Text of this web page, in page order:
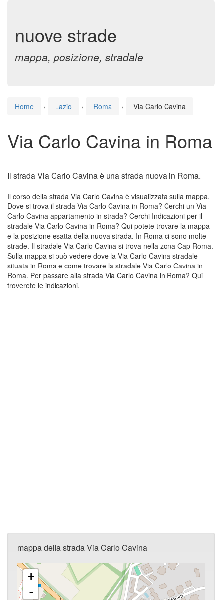
nuove strade
mappa, posizione, stradale
Home › Lazio › Roma › Via Carlo Cavina
Via Carlo Cavina in Roma
Il strada Via Carlo Cavina è una strada nuova in Roma.
Il corso della strada Via Carlo Cavina è visualizzata sulla mappa.
Dove si trova il strada Via Carlo Cavina in Roma? Cerchi un Via
Carlo Cavina appartamento in strada? Cerchi Indicazioni per il
stradale Via Carlo Cavina in Roma? Qui potete trovare la mappa
e la posizione esatta della nuova strada. In Roma ci sono molte
strade. Il stradale Via Carlo Cavina si trova nella zona Cap Roma.
Sulla mappa si può vedere dove la Via Carlo Cavina stradale
situata in Roma e come trovare la stradale Via Carlo Cavina in
Roma. Per passare alla strada Via Carlo Cavina in Roma? Qui
troverete le indicazioni.
mappa della strada Via Carlo Cavina
+
-